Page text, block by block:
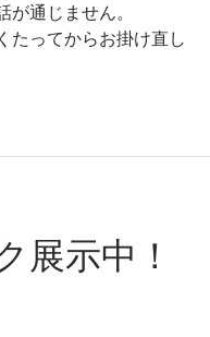
通じません。
たってからお掛け直し
展示中！